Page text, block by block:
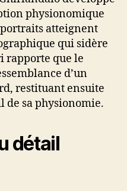
physionomique
atteignent
qui sidère
rapporte que le
d’un
restituant ensuite
de sa physionomie.
détail